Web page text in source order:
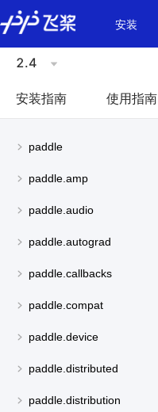
\u200E
安装
2.4
安装指南 使用指南
paddle
paddle.amp
paddle.audio
paddle.autograd
paddle.callbacks
paddle.compat
paddle.device
paddle.distributed
paddle.distribution